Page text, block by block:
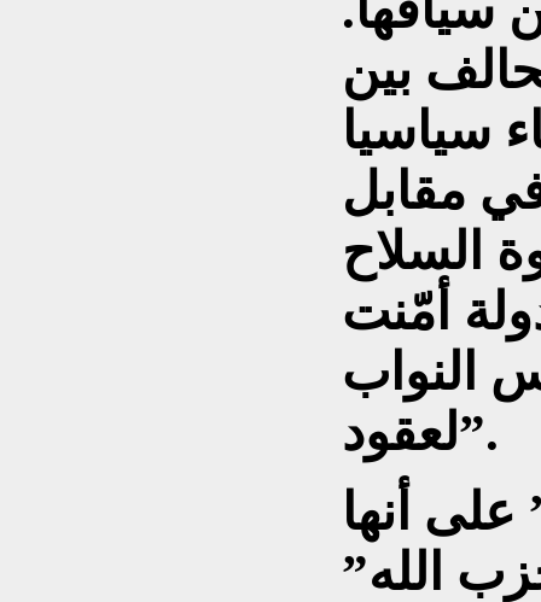
بين
سياسيا
مقابل
السلاح
أمّنت
النواب
لعقود”.
أنها
الله”